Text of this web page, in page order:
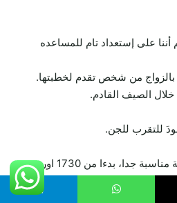
على إستعداد تام للمساعده
من شخص تقدم لخطبتها.
الصيف القادم.
للتقرب للجن.
نحن نعد طلاسم روحانية بأثمنة مناسبة جدا، بدءا من 1730 اورو،